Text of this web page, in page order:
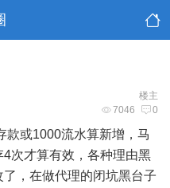
楼主
7046 0
款或1000流水算新增，马
4次才算有效，各种理由黑
，在做代理的闭坑黑台子